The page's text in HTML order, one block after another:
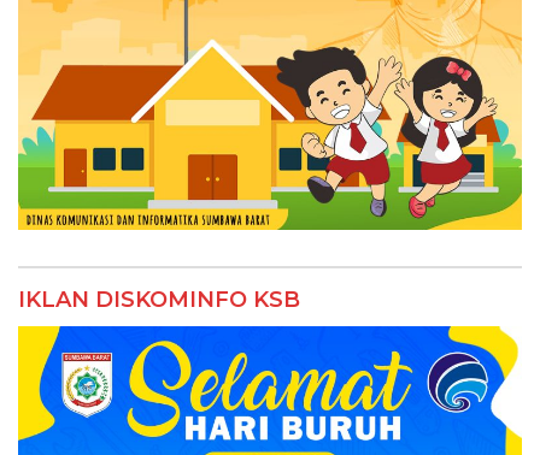
IKLAN DISKOMINFO KSB